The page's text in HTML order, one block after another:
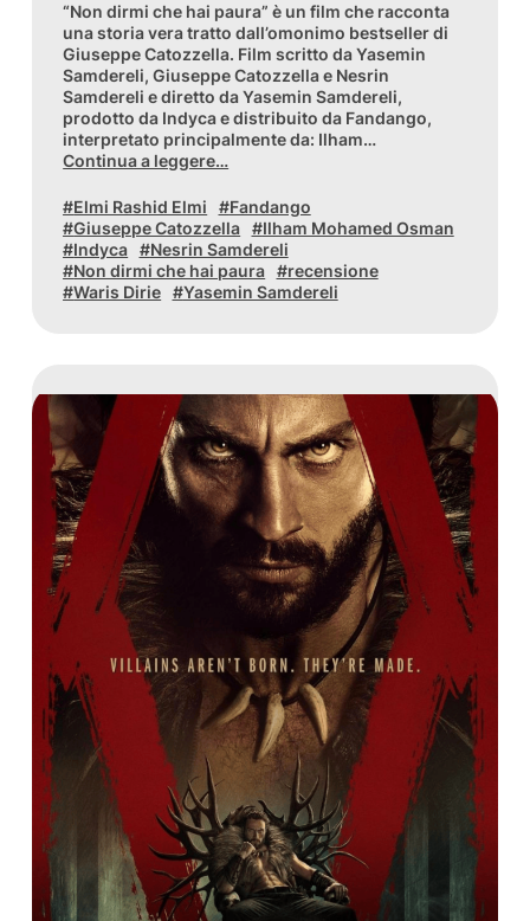
“Non dirmi che hai paura” è un film che racconta
una storia vera tratto dall’omonimo bestseller di
Giuseppe Catozzella. Film scritto da Yasemin
Samdereli, Giuseppe Catozzella e Nesrin
Samdereli e diretto da Yasemin Samdereli,
prodotto da Indyca e distribuito da Fandango,
interpretato principalmente da: Ilham…
Continua a leggere…
Elmi Rashid Elmi
Fandango
Giuseppe Catozzella
Ilham Mohamed Osman
Indyca
Nesrin Samdereli
Non dirmi che hai paura
recensione
Waris Dirie
Yasemin Samdereli